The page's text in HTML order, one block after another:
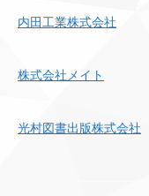
内田工業株式会社
株式会社メイト
光村図書出版株式会社